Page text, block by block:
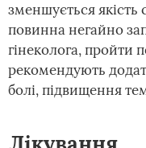
зменшується якість
повинна негайно
гінеколога, пройти
рекомендують
болі, підвищення